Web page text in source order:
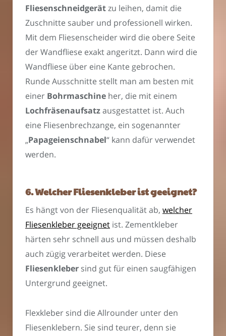
Fliesenschneidgerätzu leihen, damit die
Zuschnitte sauber und professionell wirken.
Mit dem Fliesenscheider wird die obere Seite
der Wandfliese exakt angeritzt. Dann wird die
Wandfliese über eine Kante gebrochen.
Runde Ausschnitte stellt man am besten mit
einer Bohrmaschine her, die mit einem
Lochfräsenaufsatzausgestattet ist. Auch
eine Fliesenbrechzange, ein sogenannter
„Papageienschnabel“ kann dafür verwendet
werden.
6. Welcher Fliesenkleber ist geeignet?
Es hängt von der Fliesenqualität ab, welcher
Fliesenkleber geeignet ist. Zementkleber
härten sehr schnell aus und müssen deshalb
auch zügig verarbeitet werden. Diese
Fliesenkleber sind gut für einen saugfähigen
Untergrund geeignet.
Flexkleber sind die Allrounder unter den
Fliesenklebern. Sie sind teurer, denn sie